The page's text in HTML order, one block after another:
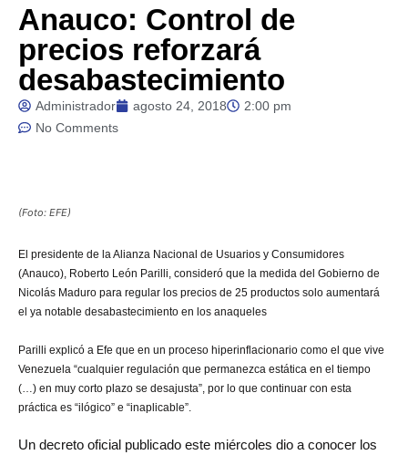
Anauco: Control de
precios reforzará
desabastecimiento
Administrador agosto 24, 2018
2:00 pm
No Comments
(Foto: EFE)
El presidente de la Alianza Nacional de Usuarios y Consumidores
(Anauco), Roberto León Parilli, consideró que la medida del Gobierno de
Nicolás Maduro para regular los precios de 25 productos solo aumentará
el ya notable desabastecimiento en los anaqueles
Parilli explicó a Efe que en un proceso hiperinflacionario como el que vive
Venezuela “cualquier regulación que permanezca estática en el tiempo
(…) en muy corto plazo se desajusta”, por lo que continuar con esta
práctica es “ilógico” e “inaplicable”.
Un decreto oficial publicado este miércoles dio a conocer los